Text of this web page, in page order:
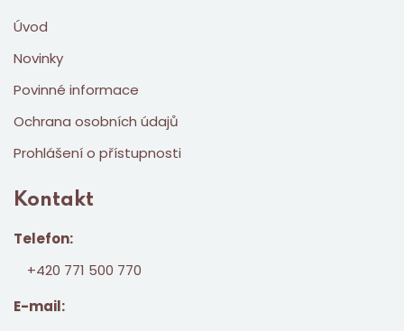
Úvod
Novinky
Povinné informace
Ochrana osobních údajů
Prohlášení o přístupnosti
Kontakt
Telefon:
+420 771 500 770
E-mail: